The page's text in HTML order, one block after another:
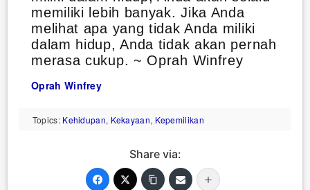
memiliki lebih banyak. Jika Anda
melihat apa yang tidak Anda miliki
dalam hidup, Anda tidak akan pernah
merasa cukup. ~ Oprah Winfrey
Oprah Winfrey
Topics: Kehidupan, Kekayaan, Kepemilikan
Share via: